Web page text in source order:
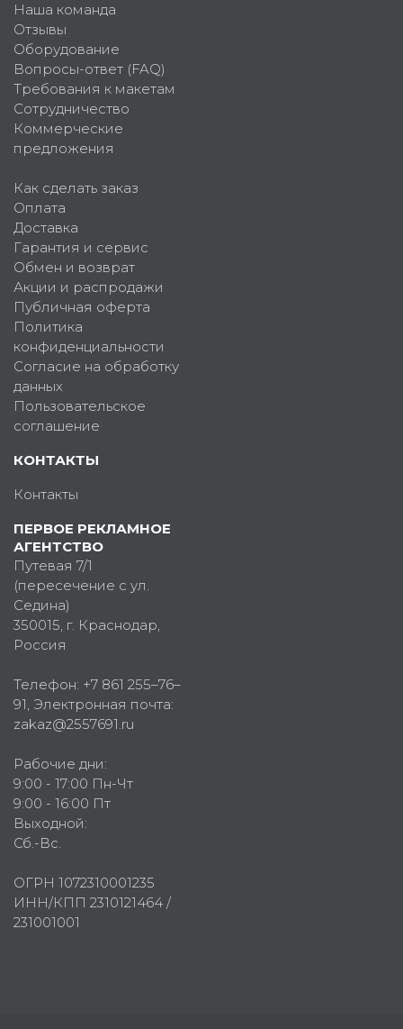
Наша команда
Отзывы
Оборудование
Вопросы-ответ (FAQ)
Требования к макетам
Сотрудничество
Коммерческие
предложения
Как сделать заказ
Оплата
Доставка
Гарантия и сервис
Обмен и возврат
Акции и распродажи
Публичная оферта
Политика
конфиденциальности
Согласие на обработку
данных
Пользовательское
соглашение
КОНТАКТЫ
Контакты
ПЕРВОЕ РЕКЛАМНОЕ
АГЕНТСТВО
Путевая 7/1
(пересечение с ул.
Седина)
350015, г. Краснодар,
Россия
Телефон: +7 861 255–76–
91, Электронная почта:
zakaz@2557691.ru
Рабочие дни:
9:00 - 17:00 Пн-Чт
9:00 - 16:00 Пт
Выходной:
Сб.-Вс.
ОГРН 1072310001235
ИНН/КПП 2310121464 /
231001001